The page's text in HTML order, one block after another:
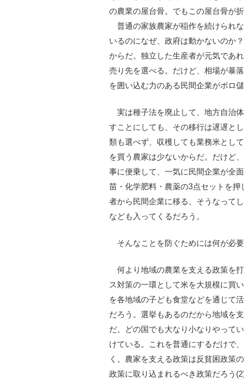
の農業の屋台骨。でもこの屋台骨が
普通の家族農家が稲作を続けられ
いるのになぜ、政府は動かないのか
からだ。独立した生産者が元気であ
売り先を選べる。だけど、相場が暴
を囲い込む力のある民間企業がボロ儲
実は種子法を廃止して、地方自治
すことにしても、その移行は遅遅と
類も選べず、収穫しても業務米とし
を買う農家は少ないからだ。だけど
事に便乗して、一気に民間企業が全
苗・化学肥料・農薬の3点セットを
者から民間企業に移る。そうなって
なども入ってくるだろう。
そんなことを防ぐためには何が必要
何より地域の農業を支える政策を
ス対策の一環として米を大規模に買
を各地域の子ども食堂などを通じて
だろう。選挙もあるのだから地域を
だ。どの国でも大なり小なりやって
けている。これを普通にするだけで
く。農家を支える政策は反貧困政策
政策に取り込まれるべき政策だろう(2)